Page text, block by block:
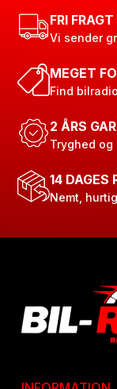
FRI
Vi sender
MEGET
Find
2 ÅRS
Tryghed
14 DAGES
Nemt,